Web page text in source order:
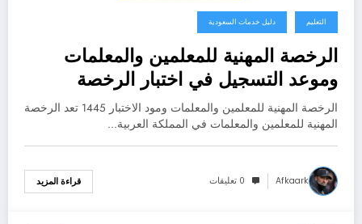
التعليم دليل خدمات السعودية
الرخصة المهنية للمعلمين والمعلمات
وموعد التسجيل في اختبار الرخصة
المهنية 1445
الرخصة المهنية للمعلمين والمعلمات ومود الاختبار 1445 تعد الرخصة
المهنية للمعلمين والمعلمات في المملكة العربية…
Afkaark 0 تعليقات قراءة المزيد